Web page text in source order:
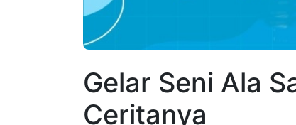
Gelar Seni Ala
Ceritanya